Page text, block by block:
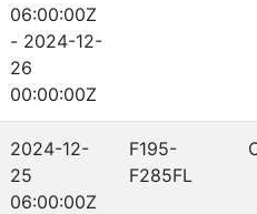
06:00:00Z
- 2024-12-
26
00:00:00Z
2024-12-
25
06:00:00Z
F195-
F285FL